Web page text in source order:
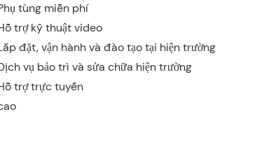
tùng miễn phí
trợ kỹ thuật video
đặt, vận hành và đào tạo tại hiện trường
vụ bảo trì và sửa chữa hiện trường
trợ trực tuyến